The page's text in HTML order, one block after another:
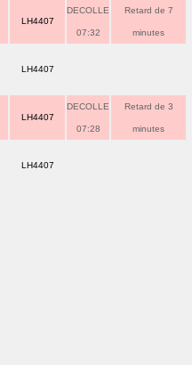
LH4407
DECOLLE
07:32
Retard de 7
minutes
LH4407
LH4407
DECOLLE
07:28
Retard de 3
minutes
LH4407